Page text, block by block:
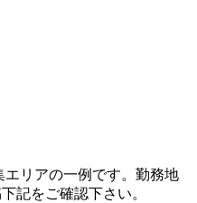
リアの一例です。勤務地
記をご確認下さい。